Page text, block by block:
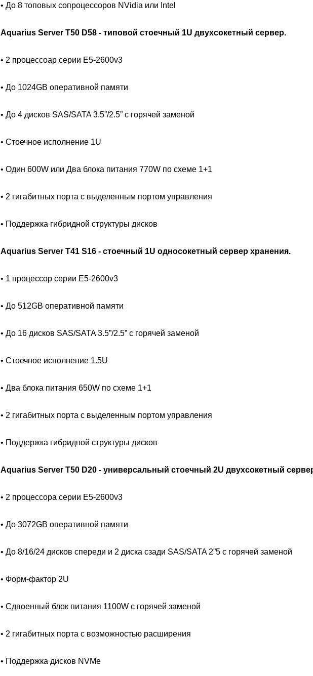
• До 8 топовых сопроцессоров NVidia или Intel
Aquarius Server T50 D58 - типовой стоечный 1U двухсокетный сервер.
• 2 процессоар серии E5-2600v3
• До 1024GB оперативной памяти
• До 4 дисков SAS/SATA 3.5”/2.5” с горячей заменой
• Стоечное исполнение 1U
• Один 600W или Два блока питания 770W по схеме 1+1
• 2 гигабитных порта с выделенным портом управления
• Поддержка гибридной структуры дисков
Aquarius Server T41 S16 - стоечный 1U односокетный сервер хранения.
• 1 процессор серии E5-2600v3
• До 512GB оперативной памяти
• До 16 дисков SAS/SATA 3.5”/2.5” с горячей заменой
• Стоечное исполнение 1.5U
• Два блока питания 650W по схеме 1+1
• 2 гигабитных порта с выделенным портом управления
• Поддержка гибридной структуры дисков
Aquarius Server T50 D20 - универсальный стоечный 2U двухсокетный
• 2 процессора серии E5-2600v3
• До 3072GB оперативной памяти
• До 8/16/24 дисков спереди и 2 диска сзади SAS/SATA 2”5 с горячей заменой
• Форм-фактор 2U
• Сдвоенный блок питания 1100W с горячей заменой
• 2 гигабитных порта с возможностью расширения
• Поддержка дисков NVMe